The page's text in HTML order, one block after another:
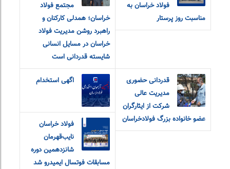
فولاد خراسان به
مناسبت روز پرستار
مجتمع فولاد
خراسان؛ همدلی کارکنان و
راهبرد روشن مدیریت فولاد
خراسان در مسایل انسانی
شایسته قدردانی است
قدردانی حضوری
مدیریت عالی
شرکت از ایثارگران
عضو خانواده‌ بزرگ‌ فولادخراسان
اگهی استخدام
فولاد خراسان
نایب‌قهرمان
شانزدهمین دوره
مسابقات فوتسال ایمیدرو شد